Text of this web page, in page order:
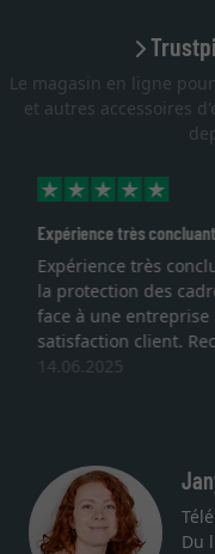
Le magasin en ligne
et autres accessoires
Excellent
Je recherchais un
lithographie, je
qualité sont au
service et livraison
une autre
Du